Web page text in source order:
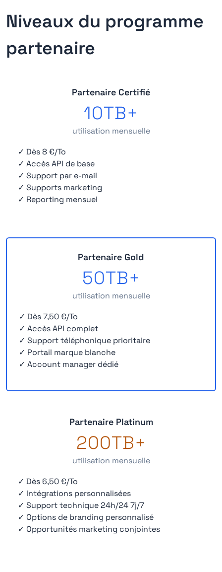
Niveaux du programme
partenaire
Partenaire Certifié
10TB+
utilisation mensuelle
✓ Dès 8 €/To
✓ Accès API de base
✓ Support par e-mail
✓ Supports marketing
✓ Reporting mensuel
Partenaire Gold
50TB+
utilisation mensuelle
✓ Dès 7,50 €/To
✓ Accès API complet
✓ Support téléphonique prioritaire
✓ Portail marque blanche
✓ Account manager dédié
Partenaire Platinum
200TB+
utilisation mensuelle
✓ Dès 6,50 €/To
✓ Intégrations personnalisées
✓ Support technique 24h/24 7j/7
✓ Options de branding personnalisé
✓ Opportunités marketing conjointes